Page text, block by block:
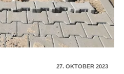
27. OKTOBER 2023